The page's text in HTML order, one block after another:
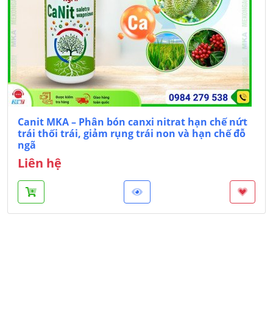
Canit MKA – Phân bón canxi nitrat hạn chế nứt
trái thối trái, giảm rụng trái non và hạn chế đỗ
ngã
Liên hệ